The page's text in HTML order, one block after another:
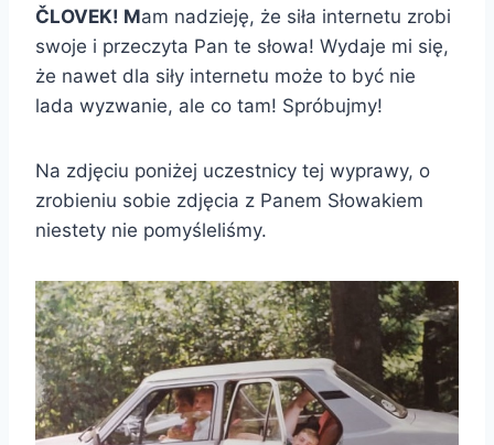
ČLOVEK! Mam nadzieję, że siła internetu zrobi
swoje i przeczyta Pan te słowa! Wydaje mi się,
że nawet dla siły internetu może to być nie
lada wyzwanie, ale co tam! Spróbujmy!
Na zdjęciu poniżej uczestnicy tej wyprawy, o
zrobieniu sobie zdjęcia z Panem Słowakiem
niestety nie pomyśleliśmy.